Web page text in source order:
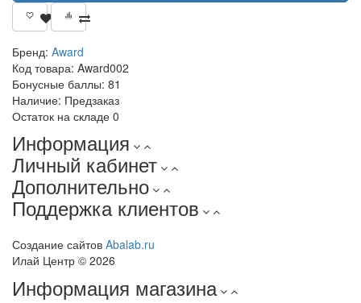
Бренд: Award
Код товара: Award002
Бонусные баллы: 81
Наличие: Предзаказ
Остаток на складе 0
Информация
Личный кабинет
Дополнительно
Поддержка клиентов
Создание сайтов Abalab.ru
Илай Центр © 2026
Информация магазина